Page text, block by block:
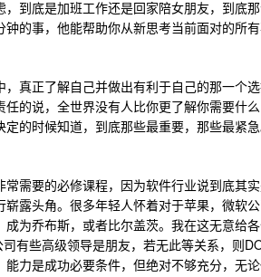
，到底是加班工作还是回家陪女朋友，到底
钟的事，他能帮助你从新思考当前面对的所
，真正了解自己并做出有利于自己的那一个
任的说，全世界没有人比你更了解你需要什
定的时候知道，到底那些最重要，那些最紧
常需要的必修课程，因为软件行业说到底其
崭露头角。很多年轻人怀着对于苹果，微软
成为乔布斯，或者比尔盖茨。我在这无意给
司有些高级领导是朋友，若无此等关系，则
能力是成功必要条件，但绝对不够充分，无